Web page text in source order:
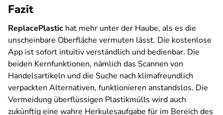
Fazit
ReplacePlastic hat mehr unter der Haube, als es die
unscheinbare Oberfläche vermuten lässt. Die kostenlose
App ist sofort intuitiv verständlich und bedienbar. Die
beiden Kernfunktionen, nämlich das Scannen von
Handelsartikeln und die Suche nach klimafreundlich
verpackten Alternativen, funktionieren anstandslos. Die
Vermeidung überflüssigen Plastikmülls wird auch
zukünftig eine wahre Herkulesaufgabe für im Bereich des